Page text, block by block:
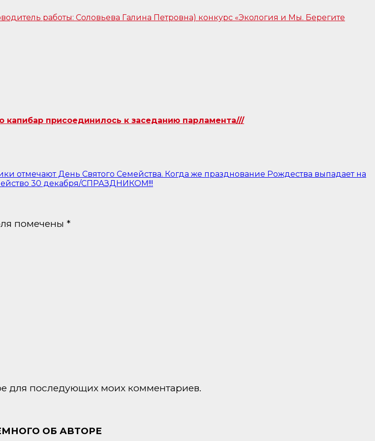
присоединилось к заседанию парламента///
отмечают День Святого Семейства. Когда же празднование Рождества выпадает на
30 декабря/СПРАЗДНИКОМ!!!
помечены *
для последующих моих комментариев.
ОБ АВТОРЕ